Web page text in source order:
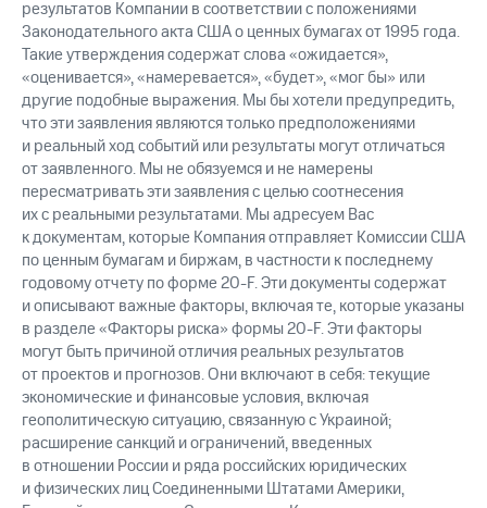
результатов Компании в соответствии с положениями
Законодательного акта США о ценных бумагах от 1995 года.
Такие утверждения содержат слова «ожидается»,
«оценивается», «намеревается», «будет», «мог бы» или
другие подобные выражения. Мы бы хотели предупредить,
что эти заявления являются только предположениями
и реальный ход событий или результаты могут отличаться
от заявленного. Мы не обязуемся и не намерены
пересматривать эти заявления с целью соотнесения
их с реальными результатами. Мы адресуем Вас
к документам, которые Компания отправляет Комиссии США
по ценным бумагам и биржам, в частности к последнему
годовому отчету по форме 20-F. Эти документы содержат
и описывают важные факторы, включая те, которые указаны
в разделе «Факторы риска» формы 20-F. Эти факторы
могут быть причиной отличия реальных результатов
от проектов и прогнозов. Они включают в себя: текущие
экономические и финансовые условия, включая
геополитическую ситуацию, связанную с Украиной;
расширение санкций и ограничений, введенных
в отношении России и ряда российских юридических
и физических лиц Соединенными Штатами Америки,